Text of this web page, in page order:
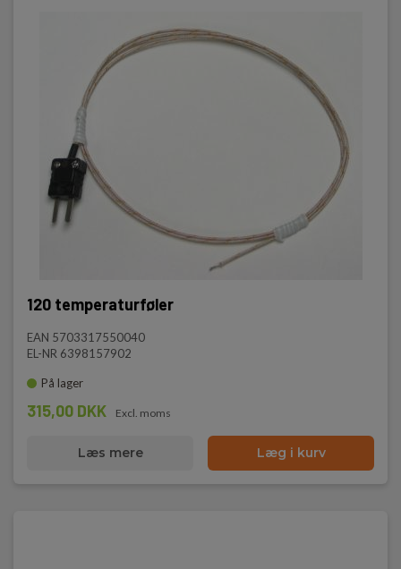
120 temperaturføler
EAN 5703317550040
EL-NR 6398157902
På lager
315,00 DKK Excl. moms
Læs mere Læg i kurv